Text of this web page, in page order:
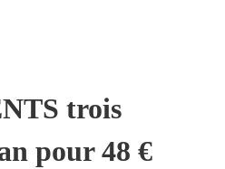
trois
pour 48 €